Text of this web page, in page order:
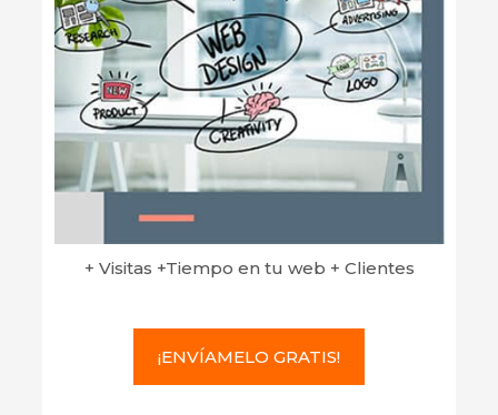
+ Visitas +Tiempo en tu web + Clientes
¡ENVÍAMELO GRATIS!